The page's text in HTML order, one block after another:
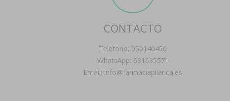
CONTACTO
Teléfono: 950140450
WhatsApp: 681635571
Email: info@farmaciapilarica.es